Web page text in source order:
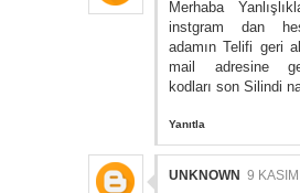
Merhaba
instgram dan
adamın Telifi geri
mail adresine
kodları son Silindi
Yanıtla
UNKNOWN 9